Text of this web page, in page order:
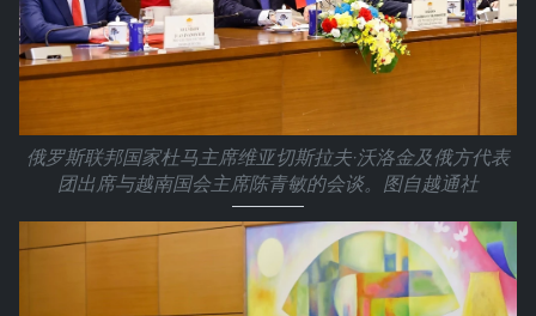
俄罗斯联邦国家杜马主席维亚切斯拉夫·沃洛金及俄方代表
团出席与越南国会主席陈青敏的会谈。图自越通社